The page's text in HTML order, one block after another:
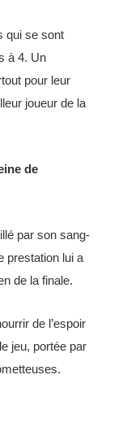
qui se sont
à 4. Un
pour leur
joueur de la
de
par son sang-
prestation lui a
de la finale.
de l’espoir
jeu, portée par